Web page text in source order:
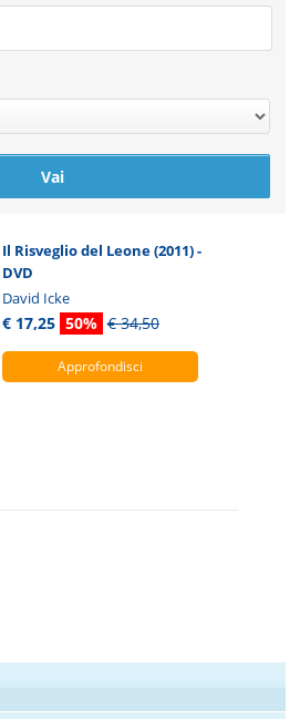
Il Risveglio del Leone (2011) -
DVD
David Icke
€ 17,25 50% € 34,50
Approfondisci